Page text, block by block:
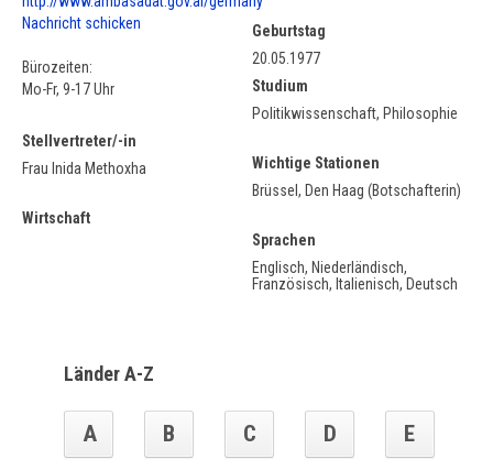
Nachricht schicken
Bürozeiten:
Mo-Fr, 9-17 Uhr
Stellvertreter/-in
Frau Inida Methoxha
Wirtschaft
Geburtstag
20.05.1977
Studium
Politikwissenschaft, Philosophie
Wichtige Stationen
Brüssel, Den Haag (Botschafterin)
Sprachen
Englisch, Niederländisch,
Französisch, Italienisch, Deutsch
Länder A-Z
A B C D E